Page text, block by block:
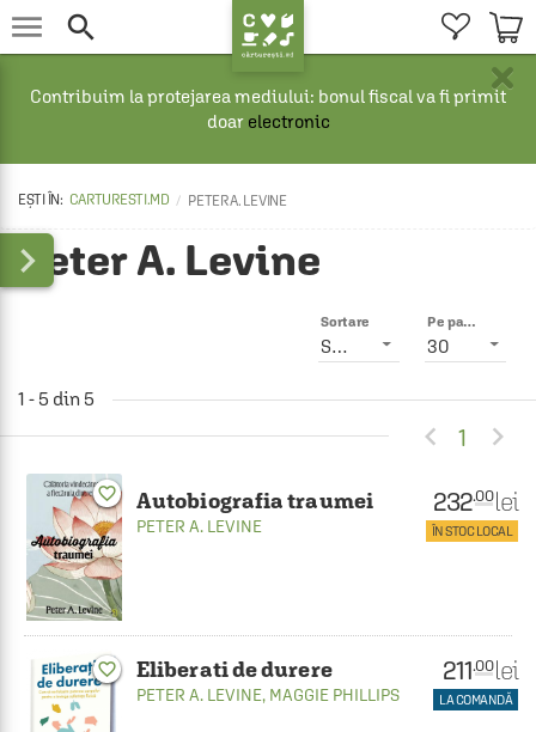
 
×
Contribuim la protejarea mediului: bonul fiscal va fi primit
doar electronic
CARTURESTI.MD PETER A. LEVINE
Peter A. Levine

Pe pagină
30
Sortare
Smart
1 - 5 din 5
 1 
favorite_border Autobiografia traumei
PETER A. LEVINE
232.00 lei
ÎN STOC LOCAL
favorite_border Eliberati de durere
PETER A. LEVINE, MAGGIE PHILLIPS
211.00 lei
LA COMANDĂ